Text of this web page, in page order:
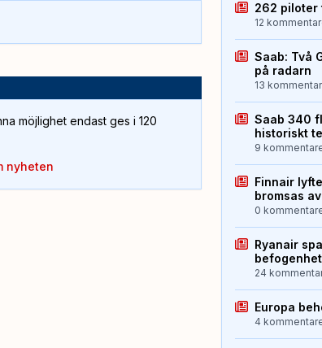
möjlighet endast ges i 120
nyheten
262 piloter
12
Saab: Två
på radarn
13
Saab 340
historiskt
9
Finnair
bromsas
0
Ryanair
befogenhet
24
Europa
4